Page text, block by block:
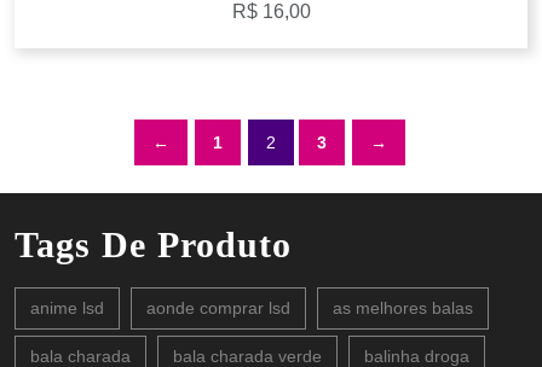
R$16,00
← 1 2 3 →
Tags De Produto
anime lsd aonde comprar lsd as melhores balas
bala charada bala charada verde balinha droga